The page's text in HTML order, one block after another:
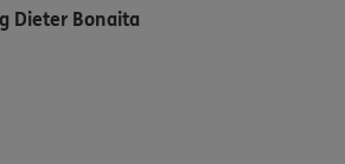
Dieter Bonaita